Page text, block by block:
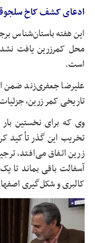
ادعای کشف کاخ
این هفته باستان‌شناس
محل کمرزرینیافت
است.
علیرضا جعفری‌زند ضمن
تاریخی کمر زرین،
وی که برای نخستین بار
تخریب این گذر تأکید
زرین اتفاق می‌افتد،
آسفالت باقی بماند تا
کالبریو شکل‌گیری